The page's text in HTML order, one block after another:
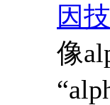
因
像